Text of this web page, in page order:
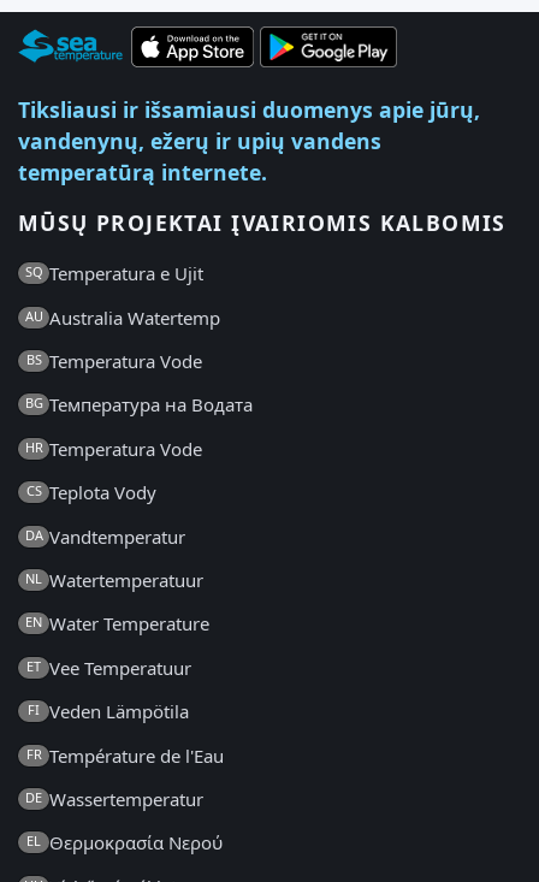
Tiksliausi ir išsamiausi duomenys apie jūrų,
vandenynų, ežerų ir upių vandens
temperatūrą internete.
MŪSŲ PROJEKTAI ĮVAIRIOMIS KALBOMIS
SQ Temperatura e Ujit
AU Australia Watertemp
BS Temperatura Vode
BG Температура на Водата
HR Temperatura Vode
CS Teplota Vody
DA Vandtemperatur
NL Watertemperatuur
EN Water Temperature
ET Vee Temperatuur
FI Veden Lämpötila
FR Température de l'Eau
DE Wassertemperatur
EL Θερμοκρασία Νερού